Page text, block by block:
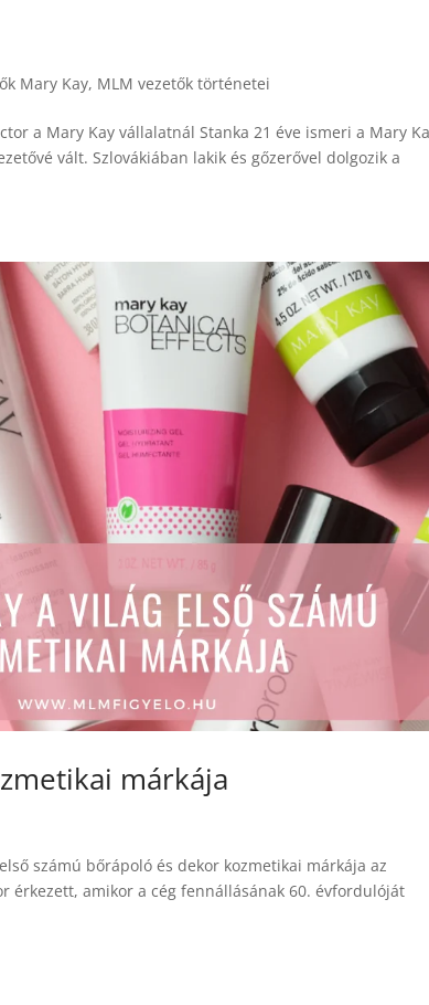
Mary Kay, MLM vezetők történetei
a Mary Kay vállalatnál Stanka 21 éve ismeri a Mary
vált. Szlovákiában lakik és gőzerővel dolgozik a
márkája
számú bőrápoló és dekor kozmetikai márkája az
érkezett, amikor a cég fennállásának 60. évfordulóját